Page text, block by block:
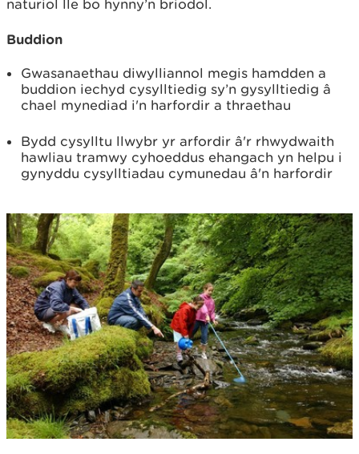
naturiol lle bo hynny’n briodol.
Buddion
Gwasanaethau diwylliannol megis hamdden a
buddion iechyd cysylltiedig sy’n gysylltiedig â
chael mynediad i'n harfordir a thraethau
Bydd cysylltu llwybr yr arfordir â'r rhwydwaith
hawliau tramwy cyhoeddus ehangach yn helpu i
gynyddu cysylltiadau cymunedau â'n harfordir